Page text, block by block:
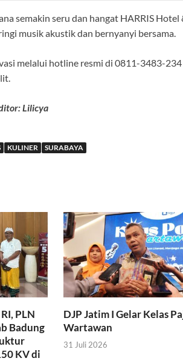
semakin seru dan hangat HARRIS
musik akustik dan bernyanyi bersama.
melalui hotline resmi di 0811-3483-
Lilicya
KULINER SURABAYA
PLN
Badung
KV di
DJP Jatim I Gelar Kelas
Wartawan
31 Juli 2026